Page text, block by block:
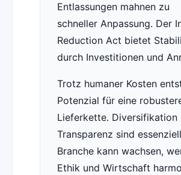
Entlassungen mahnen zu
schneller Anpassung. Der
Reduction Act bietet
durch Investitionen und
Trotz humaner Kosten
Potenzial für eine
Lieferkette. Diversifikation
Transparenz sind
Branche kann wachsen,
Ethik und Wirtschaft